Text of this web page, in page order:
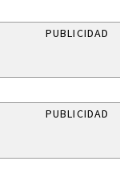
PUBLICIDAD
PUBLICIDAD